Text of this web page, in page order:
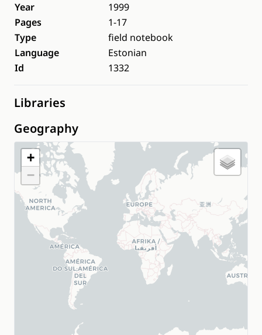
Year
1999
Pages
1-17
Type
field notebook
Language
Estonian
Id
1332
Libraries
Geography
+
−